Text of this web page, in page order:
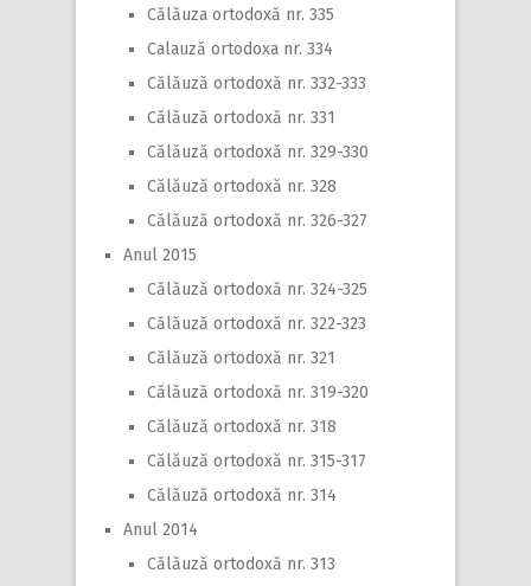
Călăuza ortodoxă nr. 335
Calauză ortodoxa nr. 334
Călăuză ortodoxă nr. 332-333
Călăuză ortodoxă nr. 331
Călăuză ortodoxă nr. 329-330
Călăuză ortodoxă nr. 328
Călăuză ortodoxă nr. 326-327
Anul 2015
Călăuză ortodoxă nr. 324-325
Călăuză ortodoxă nr. 322-323
Călăuză ortodoxă nr. 321
Călăuză ortodoxă nr. 319-320
Călăuză ortodoxă nr. 318
Călăuză ortodoxă nr. 315-317
Călăuză ortodoxă nr. 314
Anul 2014
Călăuză ortodoxă nr. 313